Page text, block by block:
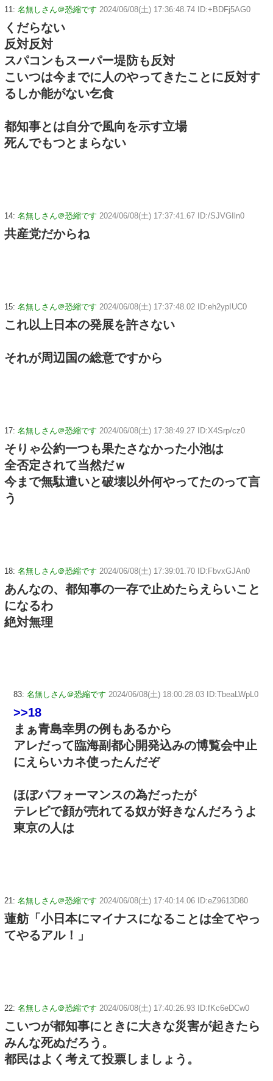
11: 名無しさん＠恐縮です 2024/06/08(土) 17:36:48.74 ID:+BDFj5AG0
くだらない
反対反対
スパコンもスーパー堤防も反対
こいつは今までに人のやってきたことに反対す
るしか能がない乞食
都知事とは自分で風向を示す立場
死んでもつとまらない
14: 名無しさん＠恐縮です 2024/06/08(土) 17:37:41.67 ID:/SJVGIln0
共産党だからね
15: 名無しさん＠恐縮です 2024/06/08(土) 17:37:48.02 ID:eh2ypIUC0
これ以上日本の発展を許さない
それが周辺国の総意ですから
17: 名無しさん＠恐縮です 2024/06/08(土) 17:38:49.27 ID:X4Srp/cz0
そりゃ公約一つも果たさなかった小池は
全否定されて当然だｗ
今まで無駄遣いと破壊以外何やってたのって言
う
18: 名無しさん＠恐縮です 2024/06/08(土) 17:39:01.70 ID:FbvxGJAn0
あんなの、都知事の一存で止めたらえらいこと
になるわ
絶対無理
83: 名無しさん＠恐縮です 2024/06/08(土) 18:00:28.03 ID:TbeaLWpL0
>>18
まぁ青島幸男の例もあるから
アレだって臨海副都心開発込みの博覧会中止
にえらいカネ使ったんだぞ
ほぼパフォーマンスの為だったが
テレビで顔が売れてる奴が好きなんだろうよ
東京の人は
21: 名無しさん＠恐縮です 2024/06/08(土) 17:40:14.06 ID:eZ9613D80
蓮舫「小日本にマイナスになることは全てやっ
てやるアル！」
22: 名無しさん＠恐縮です 2024/06/08(土) 17:40:26.93 ID:fKc6eDCw0
こいつが都知事にときに大きな災害が起きたら
みんな死ぬだろう。
都民はよく考えて投票しましょう。